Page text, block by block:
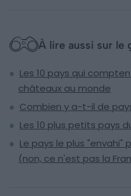
À lire aussi sur le
Les 10 pays qui
châteaux au monde
Combien y a-t-il de
Les 10 plus petits pays
Le pays le plus
(non, ce n'est pas la